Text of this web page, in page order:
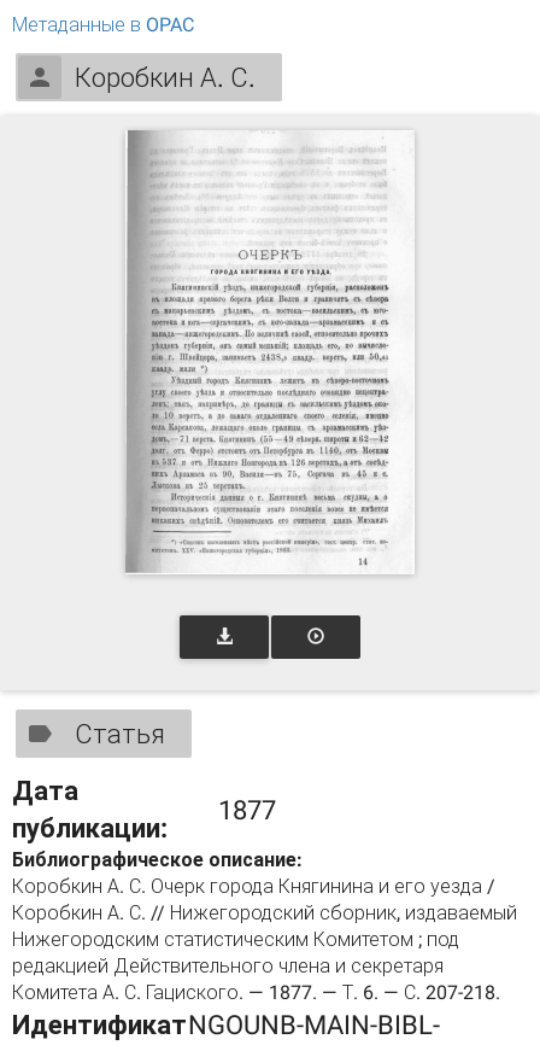
Метаданные в OPAC
Коробкин А. С.
Статья
Дата
публикации:
1877
Библиографическое описание:
Коробкин А. С. Очерк города Княгинина и его уезда /
Коробкин А. С. // Нижегородский сборник, издаваемый
Нижегородским статистическим Комитетом ; под
редакцией Действительного члена и секретаря
Комитета А. С. Гациского. — 1877. — Т. 6. — С. 207-218.
ИдентификатNGOUNB-MAIN-BIBL-